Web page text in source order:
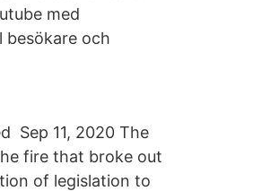
med
besökare och
Sep 11, 2020 The
fire that broke out
of legislation to